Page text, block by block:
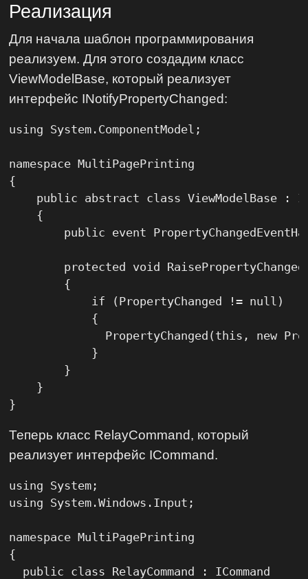
Реализация
Для начала шаблон программирования
реализуем. Для этого создадим класс
ViewModelBase, который реализует
интерфейс INotifyPropertyChanged:
using System.ComponentModel;
namespace MultiPagePrinting
{
public abstract class ViewModelBase :
    {
public event
protected void
        {
            if (PropertyChanged != null)
            {
PropertyChanged(this, new
            }
        }
    }
}
Теперь класс RelayCommand, который
реализует интерфейс ICommand.
using System;
using System.Windows.Input;
namespace MultiPagePrinting
{
  public class RelayCommand : ICommand